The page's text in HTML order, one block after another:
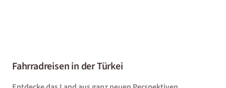
Fahrradreisen in der Türkei